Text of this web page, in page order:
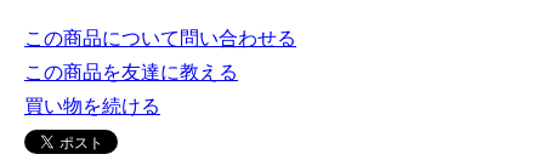
この商品について問い合わせる
この商品を友達に教える
買い物を続ける